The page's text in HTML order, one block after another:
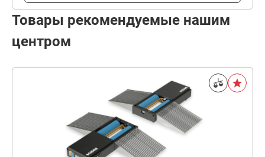
Товары рекомендуемые нашим
центром